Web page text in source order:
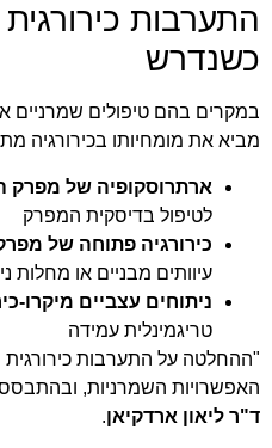
התערבות
כשנדרש
במקרים בהם טיפולים שמרניים
מביא את מומחיותו בכירורגיה
ארתרוסקופיה של מפרק
לטיפול בדיסקית המפרק
כירורגיה פתוחה של
עיוותים מבניים או מחלות
ניתוחים עצביים מיקרו-
טריגמינלית עמידה
"ההחלטה על התערבות
האפשרויות השמרניות,
ד"ר ליאון ארדקיאן.